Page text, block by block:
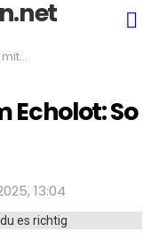
es richtig
Echolot: So
13:04